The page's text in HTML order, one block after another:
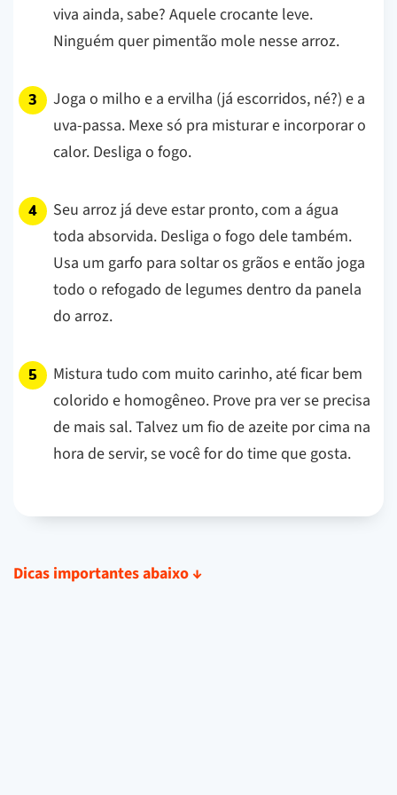
viva ainda, sabe? Aquele crocante leve.
Ninguém quer pimentão mole nesse arroz.
Joga o milho e a ervilha (já escorridos, né?) e a
uva-passa. Mexe só pra misturar e incorporar o
calor. Desliga o fogo.
Seu arroz já deve estar pronto, com a água
toda absorvida. Desliga o fogo dele também.
Usa um garfo para soltar os grãos e então joga
todo o refogado de legumes dentro da panela
do arroz.
Mistura tudo com muito carinho, até ficar bem
colorido e homogêneo. Prove pra ver se precisa
de mais sal. Talvez um fio de azeite por cima na
hora de servir, se você for do time que gosta.
Dicas importantes abaixo ↓